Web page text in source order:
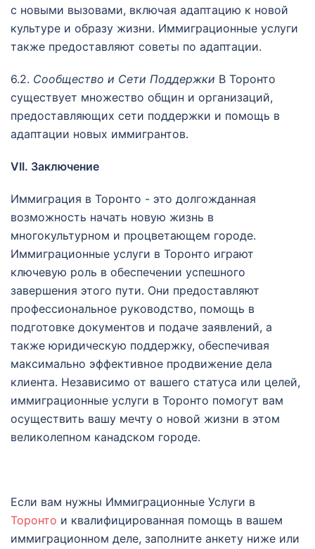
с новыми вызовами, включая адаптацию к новой
культуре и образу жизни. Иммиграционные услуги
также предоставляют советы по адаптации.
6.2. Сообщество и Сети Поддержки В Торонто
существует множество общин и организаций,
предоставляющих сети поддержки и помощь в
адаптации новых иммигрантов.
VII. Заключение
Иммиграция в Торонто - это долгожданная
возможность начать новую жизнь в
многокультурном и процветающем городе.
Иммиграционные услуги в Торонто играют
ключевую роль в обеспечении успешного
завершения этого пути. Они предоставляют
профессиональное руководство, помощь в
подготовке документов и подаче заявлений, а
также юридическую поддержку, обеспечивая
максимально эффективное продвижение дела
клиента. Независимо от вашего статуса или целей,
иммиграционные услуги в Торонто помогут вам
осуществить вашу мечту о новой жизни в этом
великолепном канадском городе.
Если вам нужны Иммиграционные Услуги в
Торонто и квалифицированная помощь в вашем
иммиграционном деле, заполните анкету ниже или